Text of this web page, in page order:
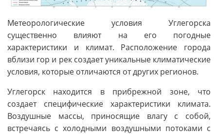
Метеорологические условия Углегорска
существенно влияют на его погодные
характеристики и климат. Расположение города
вблизи гор и рек создает уникальные климатические
условия, которые отличаются от других регионов.
Углегорск находится в прибрежной зоне, что
создает специфические характеристики климата.
Воздушные массы, приносящие влагу с собой,
встречаясь с холодными воздушными потоками с